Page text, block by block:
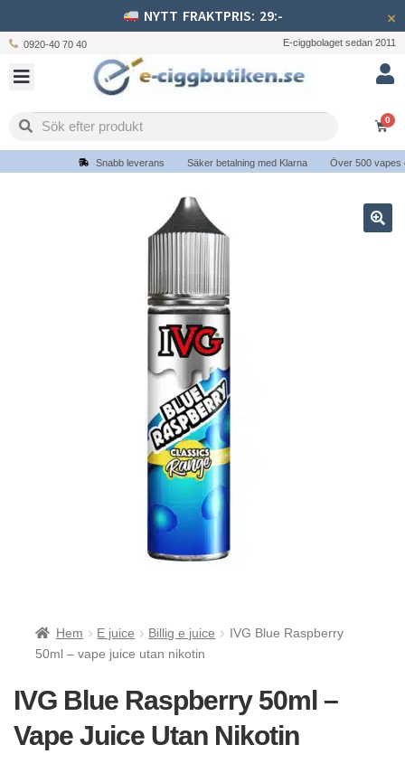
NYTT FRAKTPRIS: 29:- ×
0920-40 70 40 E-ciggbolaget sedan 2011
0
Snabb leverans Säker betalning med Klarna Över 500 vapes
Hem E juice Billig e juice
IVG Blue Raspberry
50ml – vape juice utan nikotin
IVG Blue Raspberry 50ml –
Vape Juice Utan Nikotin